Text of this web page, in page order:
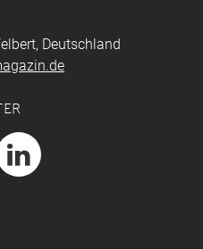
Deutschland